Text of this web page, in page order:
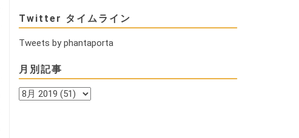
Twitter タイムライン
Tweets by phantaporta
月別記事